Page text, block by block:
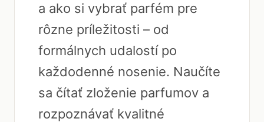
a ako si vybrať parfém pre
rôzne príležitosti – od
formálnych udalostí po
každodenné nosenie. Naučíte
sa čítať zloženie parfumov a
rozpoznávať kvalitné